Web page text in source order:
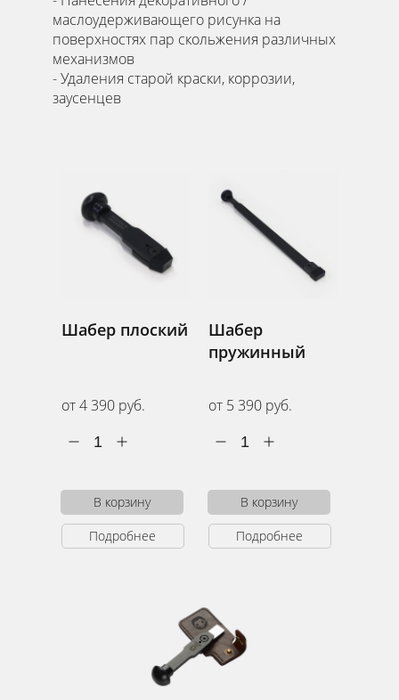
маслоудерживающего рисунка на
поверхностях пар скольжения различных
механизмов
- Удаления старой краски, коррозии,
заусенцев
Шабер плоский
от 4 390 руб.
1
В корзину
Подробнее
Шабер
пружинный
от 5 390 руб.
1
В корзину
Подробнее